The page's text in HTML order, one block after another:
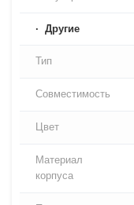
Другие
Тип
Совместимость
Цвет
Материал
корпуса